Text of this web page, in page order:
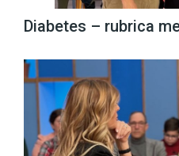
Diabetes – rubrica